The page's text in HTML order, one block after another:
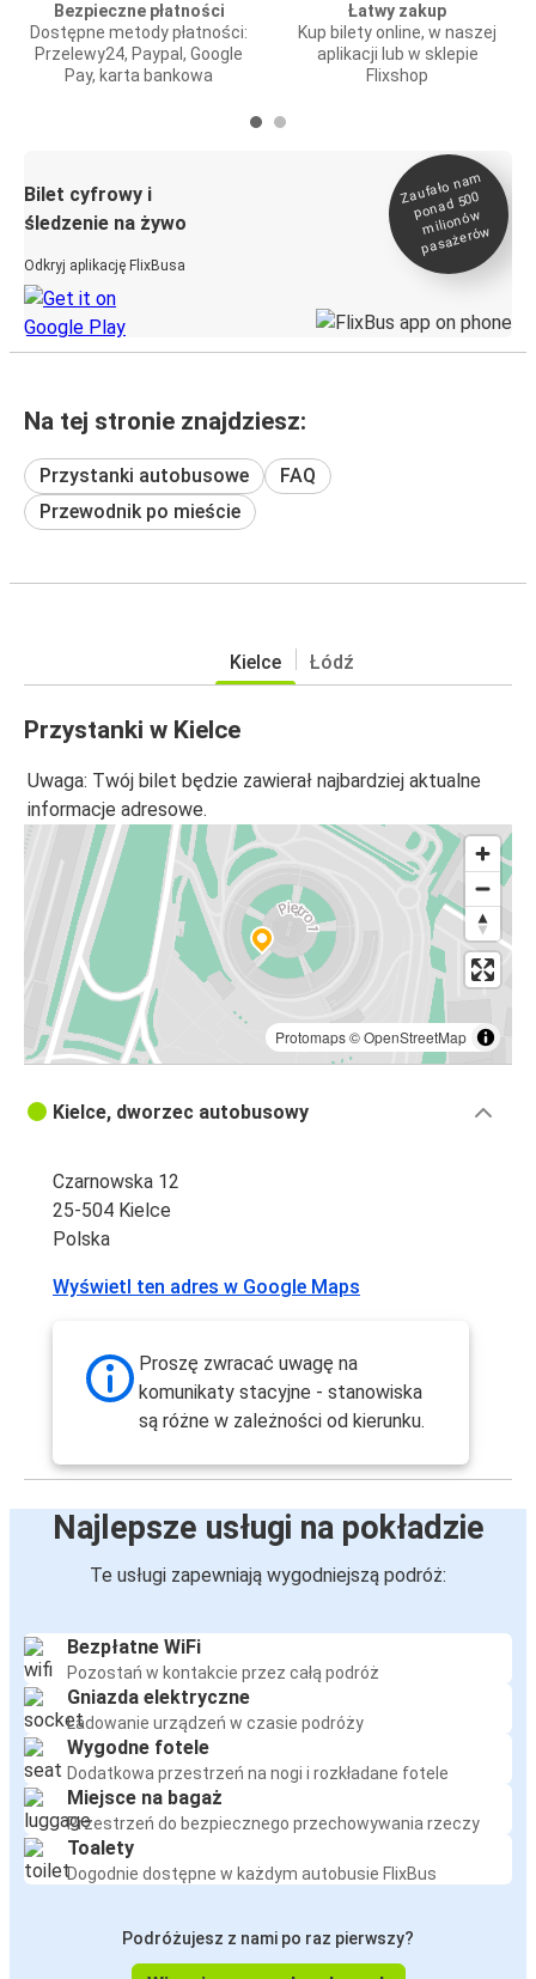
Bezpieczne płatności
Dostępne metody płatności:
Przelewy24, Paypal, Google
Pay, karta bankowa
Łatwy zakup
Kup bilety online, w naszej
aplikacji lub w sklepie
Flixshop
Bilet cyfrowy i
śledzenie na żywo
Odkryj aplikację FlixBusa
Zaufało na
m
ponad 500
milionó
w
pasażeró
w
Na tej stronie znajdziesz:
Przystanki autobusowe
FAQ
Przewodnik po mieście
Kielce Łódź
Przystanki w Kielce
Uwaga: Twój bilet będzie zawierał najbardziej aktualne
informacje adresowe.
Protomaps©OpenStreetMap
Kielce, dworzec autobusowy
Czarnowska 12
25-504 Kielce
Polska
Wyświetl ten adres w Google Maps
Proszę zwracać uwagę na
komunikaty stacyjne - stanowiska
są różne w zależności od kierunku.
Najlepsze usługi na pokładzie
Te usługi zapewniają wygodniejszą podróż:
Bezpłatne WiFi
Pozostań w kontakcie przez całą podróż
Gniazda elektryczne
Ładowanie urządzeń w czasie podróży
Wygodne fotele
Dodatkowa przestrzeń na nogi i rozkładane fotele
Miejsce na bagaż
Przestrzeń do bezpiecznego przechowywania rzeczy
Toalety
Dogodnie dostępne w każdym autobusie FlixBus
Podróżujesz z nami po raz pierwszy?